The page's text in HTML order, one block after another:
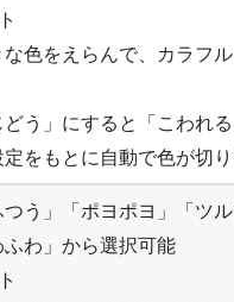
な色をえらんで、カラフ
どう」にすると「こわれ
定をもとに自動で色が切
う」「ポヨポヨ」「ツル
ふわ」から選択可能